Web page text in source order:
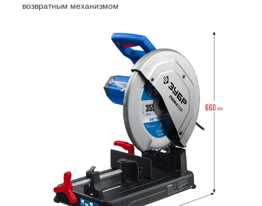
возвратным механизмом